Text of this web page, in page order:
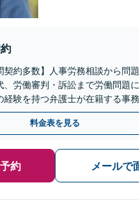
契約多数】人事労務相談から問
、労働審判・訴訟まで労働問題
経験を持つ弁護士が在籍する事
から数十人規模の企業まで多種
料金表を見る
約 メールで